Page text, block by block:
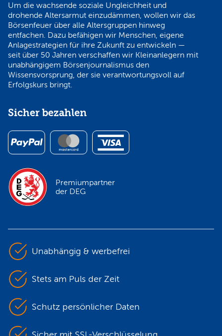
Um die wachsende soziale Ungleichheit und
drohende Altersarmut einzudämmen, wollen wir das
Börsenfeuer über alle Altersgruppen hinweg
entfachen. Dazu befähigen wir Menschen, eigene
Anlagestrategien für ihre Zukunft zu entwickeln —
seit über 50 Jahren verschaffen wir Kleinanlegern mit
unabhängigem Börsenjournalismus den
Wissensvorsprung, der sie verantwortungsvoll auf
Erfolgskurs bringt.
Sicher bezahlen
Premiumpartner
der DEG
Unabhängig & werbefrei
Stets am Puls der Zeit
Schutz persönlicher Daten